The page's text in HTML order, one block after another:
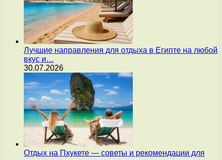
Лучшие направления для отдыха в Египте на любой
вкус и…
30.07.2026
Отдых на Пхукете — советы и рекомендации для